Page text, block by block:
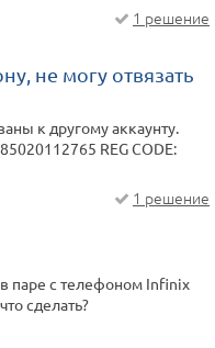
1 решение
не могу отвязать
к другому аккаунту.
REG CODE:
1 решение
в паре с телефоном Infinix
сделать?